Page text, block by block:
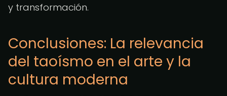
y transformación.
Conclusiones: La relevancia
del taoísmo en el arte y la
cultura moderna